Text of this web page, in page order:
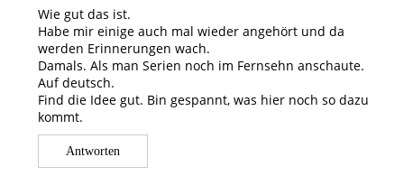
Wie gut das ist.
Habe mir einige auch mal wieder angehört und da
werden Erinnerungen wach.
Damals. Als man Serien noch im Fernsehn anschaute.
Auf deutsch.
Find die Idee gut. Bin gespannt, was hier noch so dazu
kommt.
Antworten